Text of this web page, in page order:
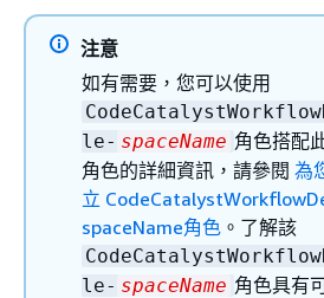
注意
如有需要，您可以使用
le- spaceName 角色搭配
角色的詳細資訊，請參閱 為
立
spaceName角色 。了解該
le- spaceName 角色具有